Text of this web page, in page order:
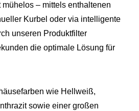
– mittels enthaltenen
Kurbel oder via intelligente
unseren Produktfilter
die optimale Lösung für
wie Hellweiß,
sowie einer großen